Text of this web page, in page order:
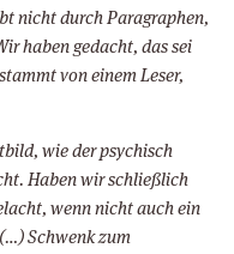
nicht durch Paragraphen,
haben gedacht, das sei
von einem Leser,
wie der psychisch
Haben wir schließlich
wenn nicht auch ein
Schwenk zum